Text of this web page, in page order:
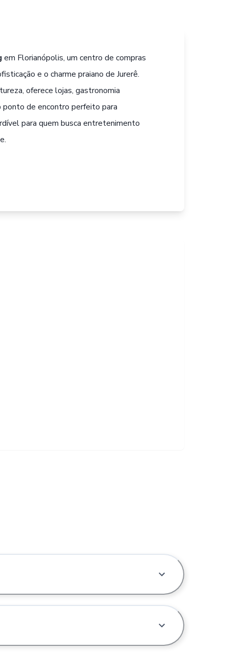
em Florianópolis, um centro de compras
e o charme praiano de Jurerê.
oferece lojas, gastronomia
de encontro perfeito para
para quem busca entretenimento